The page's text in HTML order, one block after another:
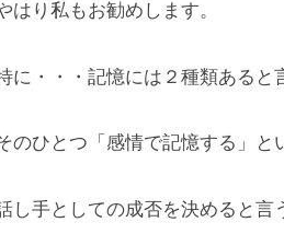
はり私もお勧めします。
に・・・記憶には２種類あると
のひとつ「感情で記憶する」と
し手としての成否を決めると言